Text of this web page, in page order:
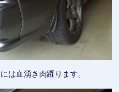
は血湧き肉躍ります。